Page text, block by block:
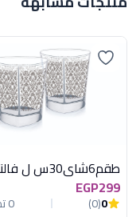
EGP299
0
(0)
0 تم البيع